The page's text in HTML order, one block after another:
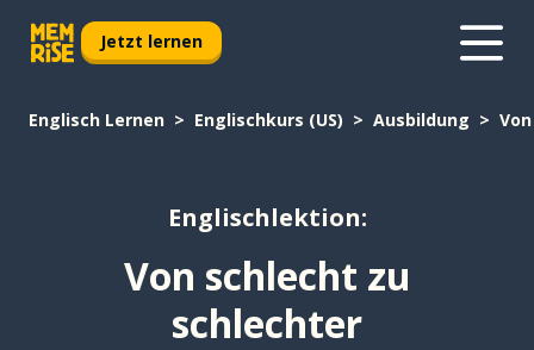
Jetzt lernen
Englisch Lernen Englischkurs (US) Ausbildung
Englischlektion:
Von schlecht zu
schlechter